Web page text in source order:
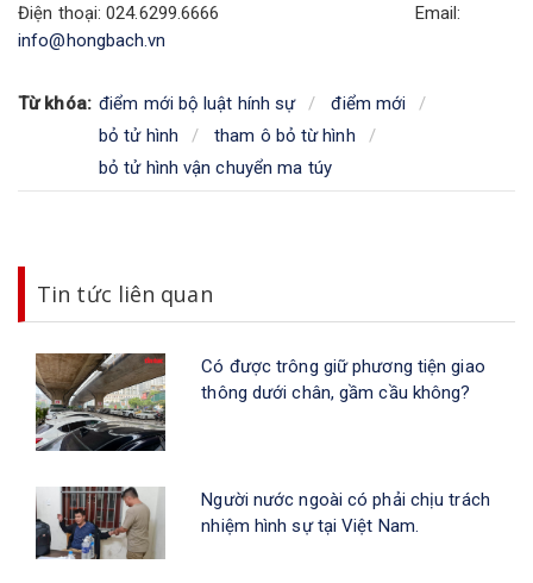
Điện thoại: 024.6299.6666 Email:
info@hongbach.vn
Từ khóa: điểm mới bộ luật hính sự
điểm mới
bỏ tử hình
tham ô bỏ từ hình
bỏ tử hình vận chuyển ma túy
Tin tức liên quan
Có được trông giữ phương tiện giao
thông dưới chân, gầm cầu không?
Người nước ngoài có phải chịu trách
nhiệm hình sự tại Việt Nam.